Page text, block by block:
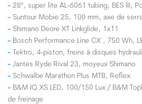
28", super lite AL-6061 tubing, BES III,
Suntour Mobie 25, 100 mm, axe de
Shimano Deore XT Linkglide, 1x11
Bosch Performance Line CX , 750 Wh,
Tektro, 4-piston, freins à disques
Jantes Ryde Rival 23, moyeux Shimano
Schwalbe Marathon Plus MTB, Reflex
B&M IQ XS LED, 100/150 Lux / B&M
de freinage